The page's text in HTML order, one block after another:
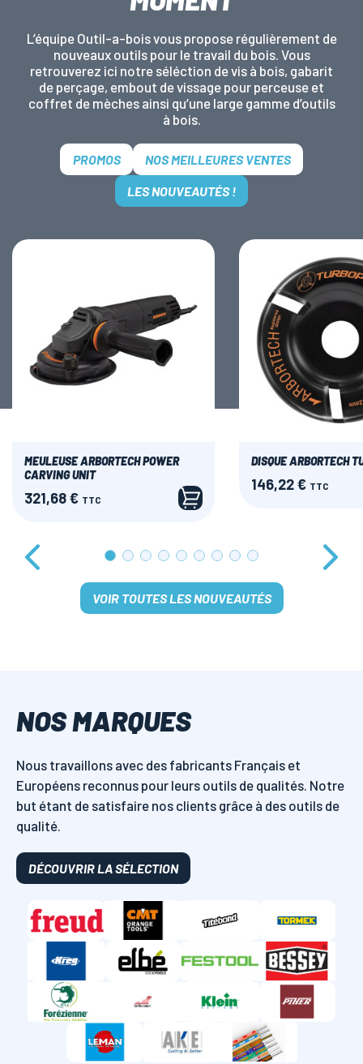
L’équipe Outil-a-bois vous propose régulièrement de
nouveaux outils pour le travail du bois. Vous
retrouverez ici notre séléction de vis à bois, gabarit
de perçage, embout de vissage pour perceuse et
coffret de mèches ainsi qu’une large gamme d’outils
à bois.
PROMOS NOS MEILLEURES VENTES
LES NOUVEAUTÉS !
MEULEUSE ARBORTECH POWER
CARVING UNIT
Prix
321,68 € TTC
DISQUE ARBORTECH
Prix
146,22 € TTC
VOIR TOUTES LES NOUVEAUTÉS
NOS MARQUES
Nous travaillons avec des fabricants Français et
Européens reconnus pour leurs outils de qualités. Notre
but étant de satisfaire nos clients grâce à des outils de
qualité.
DÉCOUVRIR LA SÉLECTION